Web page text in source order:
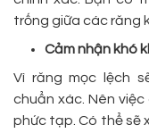
trống giữa các răng
Cảm nhận khó
Vì răng mọc lệch
chuẩn xác. Nên
phức tạp. Có thể sẽ